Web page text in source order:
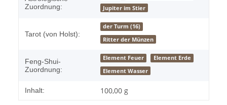
Zuordnung:
Jupiter im Stier
Tarot (von Holst):
der Turm (16)
Ritter der Münzen
Feng-Shui-
Zuordnung:
Element Feuer
Element Erde
Element Wasser
Inhalt: 100,00 g